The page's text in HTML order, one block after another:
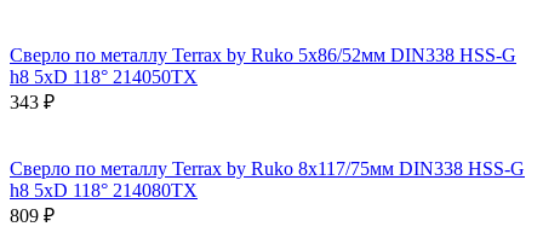
Сверло по металлу Terrax by Ruko 5x86/52мм DIN338 HSS-G
h8 5xD 118° 214050TX
343 ₽
Сверло по металлу Terrax by Ruko 8x117/75мм DIN338 HSS-G
h8 5xD 118° 214080TX
809 ₽